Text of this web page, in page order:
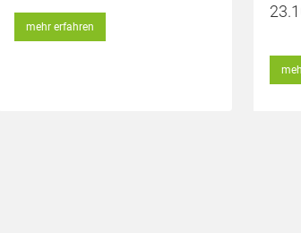
mehr erfahren